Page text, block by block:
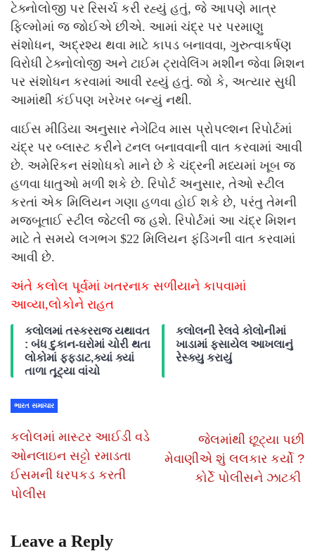
ટેક્નોલોજી પર રિસર્ચ કરી રહ્યું હતું, જે આપણે માત્ર
ફિલ્મોમાં જ જોઈએ છીએ. આમાં ચંદ્ર પર પરમાણુ
સંશોધન, અદ્રશ્ય થવા માટે કાપડ બનાવવા, ગુરુત્વાકર્ષણ
વિરોધી ટેક્નોલોજી અને ટાઈમ ટ્રાવેલિંગ મશીન જેવા મિશન
પર સંશોધન કરવામાં આવી રહ્યું હતું. જો કે, અત્યાર સુધી
આમાંથી કંઈપણ ખરેખર બન્યું નથી.
વાઈસ મીડિયા અનુસાર નેગેટિવ માસ પ્રોપલ્શન રિપોર્ટમાં
ચંદ્ર પર બ્લાસ્ટ કરીને ટનલ બનાવવાની વાત કરવામાં આવી
છે. અમેરિકન સંશોધકો માને છે કે ચંદ્રની મધ્યમાં ખૂબ જ
હળવા ધાતુઓ મળી શકે છે. રિપોર્ટ અનુસાર, તેઓ સ્ટીલ
કરતાં એક મિલિયન ગણા હળવા હોઈ શકે છે, પરંતુ તેમની
મજબૂતાઈ સ્ટીલ જેટલી જ હશે. રિપોર્ટમાં આ ચંદ્ર મિશન
માટે તે સમયે લગભગ $22 મિલિયન ફંડિંગની વાત કરવામાં
આવી છે.
અંતે કલોલ પૂર્વમાં ખતરનાક સળીયાને કાપવામાં
આવ્યા,લોકોને રાહત
કલોલમાં તસ્કરરાજ યથાવત
: બંધ દુકાન-ઘરોમાં ચોરી થતા
લોકોમાં ફફડાટ,ક્યાં ક્યાં
તાળા તૂટ્યા વાંચો
કલોલની રેલવે કોલોનીમાં
ખાડામાં ફસાયેલ આખલાનું
રેસ્ક્યુ કરાયું
ભારત સમાચાર
કલોલમાં માસ્ટર આઈડી વડે
ઓનલાઇન સટ્ટો રમાડતા
ઈસમની ધરપકડ કરતી
પોલીસ
જેલમાંથી છૂટ્યા પછી
મેવાણીએ શું લલકાર કર્યો ?
કોર્ટે પોલીસને ઝાટકી
Leave a Reply